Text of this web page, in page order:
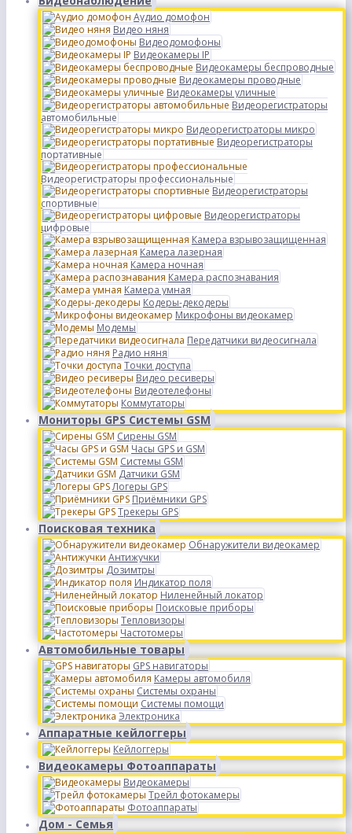
Аудио домофон
Видео няня
Видеодомофоны
Видеокамеры IP
Видеокамеры беспроводные
Видеокамеры проводные
Видеокамеры уличные
Видеорегистраторы
автомобильные
Видеорегистраторы микро
Видеорегистраторы
портативные
Видеорегистраторы профессиональные
Видеорегистраторы
спортивные
Видеорегистраторы
цифровые
Камера взрывозащищенная
Камера лазерная
Камера ночная
Камера распознавания
Камера умная
Кодеры-декодеры
Микрофоны видеокамер
Модемы
Передатчики видеосигнала
Радио няня
Точки доступа
Видео ресиверы
Видеотелефоны
Коммутаторы
Мониторы GPS Системы GSM
Сирены GSM
Часы GPS и GSM
Системы GSM
Датчики GSM
Логеры GPS
Приёмники GPS
Трекеры GPS
Поисковая техника
Обнаружители видеокамер
Антижучки
Дозимтры
Индикатор поля
Ниленейный локатор
Поисковые приборы
Тепловизоры
Частотомеры
Автомобильные товары
GPS навигаторы
Камеры автомобиля
Системы охраны
Системы помощи
Электроника
Аппаратные кейлоггеры
Кейлоггеры
Видеокамеры Фотоаппараты
Видеокамеры
Трейл фотокамеры
Фотоаппараты
Дом - Семья